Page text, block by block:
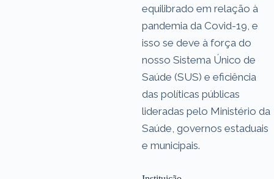
equilibrado em relação à
pandemia da Covid-19, e
isso se deve à força do
nosso Sistema Único de
Saúde (SUS) e eficiência
das políticas públicas
lideradas pelo Ministério da
Saúde, governos estaduais
e municipais.